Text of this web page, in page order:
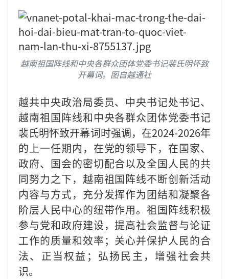
越南祖国阵线和中央各群众团体党委书记裴氏明怀致
开幕词。图自越通社
越共中央政治局委员、中央书记处书记、
越南祖国阵线和中央各群众团体党委书记
裴氏明怀致开幕词时强调，在2024-2026年
的上一任期内，在党的领导下，在国家、
政府、国会的密切配合以及全国人民的共
同努力之下，越南祖国阵线不断创新活动
内容与方式，充分发挥作为团结和凝聚各
阶层人民中心的纽带作用。祖国阵线积极
参与党和政府建设，提高社会监督与论证
工作的质量和效率；关心并保护人民的合
法、正当权益；弘扬民主，增强社会共
识。